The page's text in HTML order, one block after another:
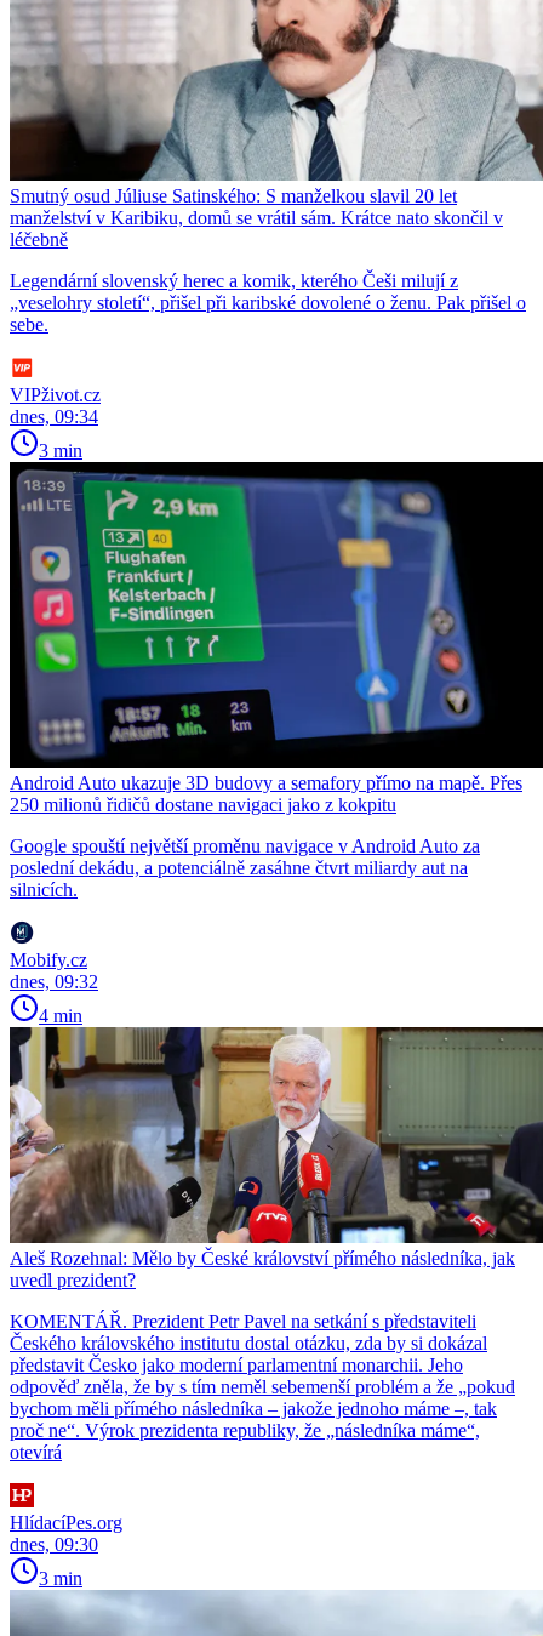
Smutný osud Júliuse Satinského: S manželkou slavil 20 let
manželství v Karibiku, domů se vrátil sám. Krátce nato skončil v
léčebně
Legendární slovenský herec a komik, kterého Češi milují z
„veselohry století“, přišel při karibské dovolené o ženu. Pak přišel o
sebe.
VIPživot.cz
dnes, 09:34
3 min
Android Auto ukazuje 3D budovy a semafory přímo na mapě. Přes
250 milionů řidičů dostane navigaci jako z kokpitu
Google spouští největší proměnu navigace v Android Auto za
poslední dekádu, a potenciálně zasáhne čtvrt miliardy aut na
silnicích.
Mobify.cz
dnes, 09:32
4 min
Aleš Rozehnal: Mělo by České království přímého následníka, jak
uvedl prezident?
KOMENTÁŘ. Prezident Petr Pavel na setkání s představiteli
Českého královského institutu dostal otázku, zda by si dokázal
představit Česko jako moderní parlamentní monarchii. Jeho
odpověď zněla, že by s tím neměl sebemenší problém a že „pokud
bychom měli přímého následníka – jakože jednoho máme –, tak
proč ne“. Výrok prezidenta republiky, že „následníka máme“,
otevírá
HlídacíPes.org
dnes, 09:30
3 min